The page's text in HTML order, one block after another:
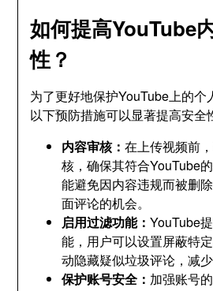
如何提高YouTube
性？
为了更好地保护YouTube上的个
以下预防措施可以显著提高安全
内容审核：在上传视频前
核，确保其符合YouTube
能避免因内容违规而被删
面评论的机会。
启用过滤功能：YouTube
能，用户可以设置屏蔽特
动隐藏疑似垃圾评论，减
保护账号安全： 加强账号